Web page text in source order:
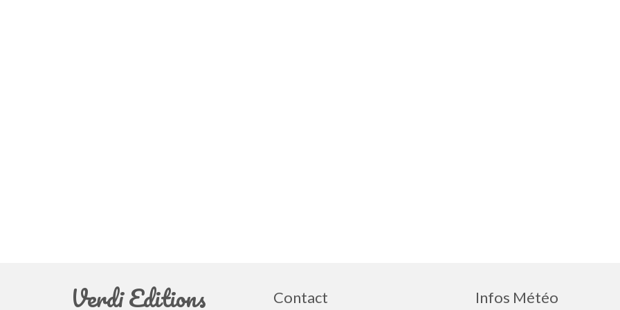
Verdi Editions Contact Infos Météo